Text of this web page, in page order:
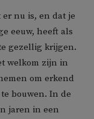
er nu is, en dat je
eeuw, heeft als
gezellig krijgen.
welkom zijn in
om erkend
bouwen. In de
jaren in een